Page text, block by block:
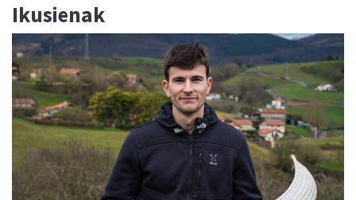
Ikusienak